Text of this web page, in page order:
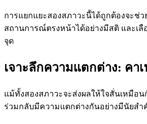
การแยกแยะสองสภาวะนี้ได้ถูกต้องจะช่
สถานการณ์ตรงหน้าได้อย่างมีสติ และเลื
จุด
เจาะลึกความแตกต่าง: คา
แม้ทั้งสองสภาวะจะส่งผลให้ใจสั่นเหมือ
ร่วมกลับมีความแตกต่างกันอย่างมีนัยส